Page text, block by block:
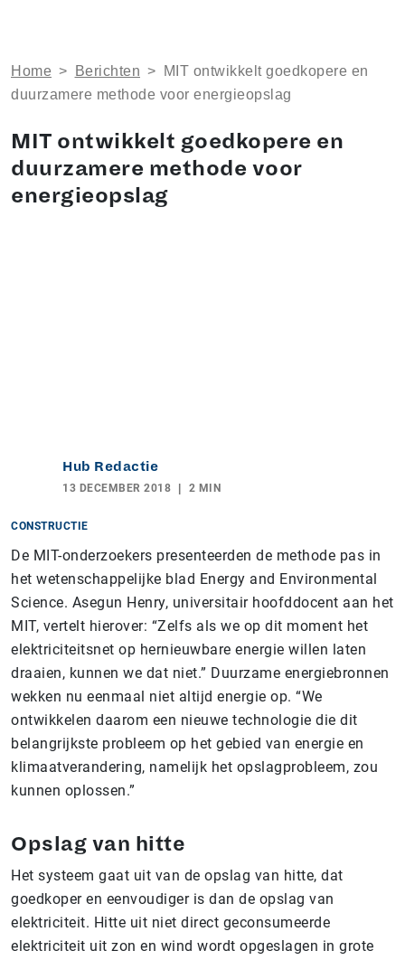
Home > Berichten >
MIT ontwikkelt goedkopere en
duurzamere methode voor energieopslag
MIT ontwikkelt goedkopere en
duurzamere methode voor
energieopslag
Hub Redactie
13 DECEMBER 2018 2 MIN
CONSTRUCTIE
De MIT-onderzoekers presenteerden de methode pas in
het wetenschappelijke blad Energy and Environmental
Science. Asegun Henry, universitair hoofddocent aan het
MIT, vertelt hierover: “Zelfs als we op dit moment het
elektriciteitsnet op hernieuwbare energie willen laten
draaien, kunnen we dat niet.” Duurzame energiebronnen
wekken nu eenmaal niet altijd energie op. “We
ontwikkelen daarom een nieuwe technologie die dit
belangrijkste probleem op het gebied van energie en
klimaatverandering, namelijk het opslagprobleem, zou
kunnen oplossen.”
Opslag van hitte
Het systeem gaat uit van de opslag van hitte, dat
goedkoper en eenvoudiger is dan de opslag van
elektriciteit. Hitte uit niet direct geconsumeerde
elektriciteit uit zon en wind wordt opgeslagen in grote